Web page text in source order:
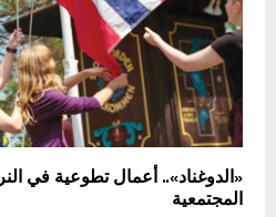
«الدوغناد».. أعمال تطوعية في
المجتمعية